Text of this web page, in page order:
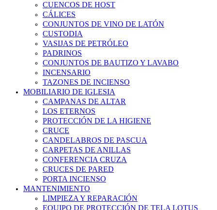
CUENCOS DE HOST
CÁLICES
CONJUNTOS DE VINO DE LATÓN
CUSTODIA
VASIJAS DE PETRÓLEO
PADRINOS
CONJUNTOS DE BAUTIZO Y LAVABO
INCENSARIO
TAZONES DE INCIENSO
MOBILIARIO DE IGLESIA
CAMPANAS DE ALTAR
LOS ETERNOS
PROTECCIÓN DE LA HIGIENE
CRUCE
CANDELABROS DE PASCUA
CARPETAS DE ANILLAS
CONFERENCIA CRUZA
CRUCES DE PARED
PORTA INCIENSO
MANTENIMIENTO
LIMPIEZA Y REPARACIÓN
EQUIPO DE PROTECCIÓN DE TELA LOTUS